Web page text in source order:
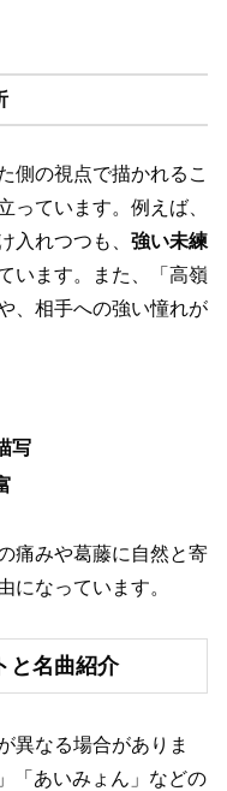
側の視点で描かれるこ
っています。例えば、
入れつつも、 強い未練
います。また、「高嶺
、相手への強い憧れが
写
痛みや葛藤に自然と寄
になっています。
と名曲紹介
異なる場合がありま
「あいみょん」などの